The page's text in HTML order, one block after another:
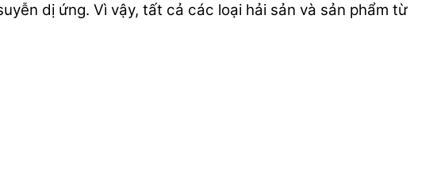
dị ứng. Vì vậy, tất cả các loại hải sản và sản phẩm từ